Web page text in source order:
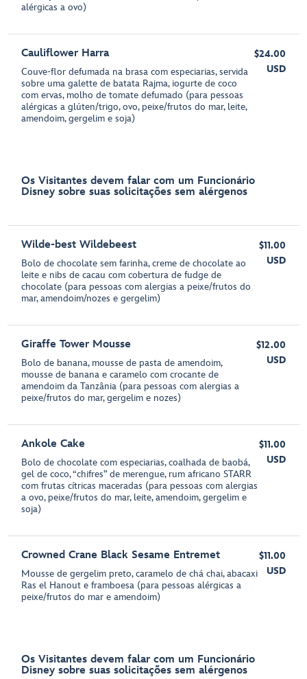
alérgicas a ovo)
Cauliflower Harra
Couve-flor defumada na brasa com especiarias, servida
sobre uma galette de batata Rajma, iogurte de coco
com ervas, molho de tomate defumado (para pessoas
alérgicas a glúten/trigo, ovo, peixe/frutos do mar, leite,
amendoim, gergelim e soja)
$24.00
USD
Os Visitantes devem falar com um Funcionário
Disney sobre suas solicitações sem alérgenos
Wilde-best Wildebeest
Bolo de chocolate sem farinha, creme de chocolate ao
leite e nibs de cacau com cobertura de fudge de
chocolate (para pessoas com alergias a peixe/frutos do
mar, amendoim/nozes e gergelim)
$11.00
USD
Giraffe Tower Mousse
Bolo de banana, mousse de pasta de amendoim,
mousse de banana e caramelo com crocante de
amendoim da Tanzânia (para pessoas com alergias a
peixe/frutos do mar, gergelim e nozes)
$12.00
USD
Ankole Cake
Bolo de chocolate com especiarias, coalhada de baobá,
gel de coco, “chifres” de merengue, rum africano STARR
com frutas cítricas maceradas (para pessoas com alergias
a ovo, peixe/frutos do mar, leite, amendoim, gergelim e
soja)
$11.00
USD
Crowned Crane Black Sesame Entremet
Mousse de gergelim preto, caramelo de chá chai, abacaxi
Ras el Hanout e framboesa (para pessoas alérgicas a
peixe/frutos do mar e amendoim)
$11.00
USD
Os Visitantes devem falar com um Funcionário
Disney sobre suas solicitações sem alérgenos